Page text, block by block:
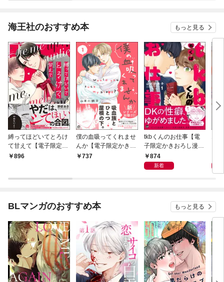
海王社のおすすめ本 もっと見る
縛ってほどいてとろけ
て甘えて【電子限定か
きおろし漫画付】
896
僕の血吸ってくれませ
んか【電子限定かきお
ろし漫画付】 1
737
tkbくんのお仕事【電
子限定かきおろし漫画
付】 （1）
874
新着
BLマンガのおすすめ本 もっと見る